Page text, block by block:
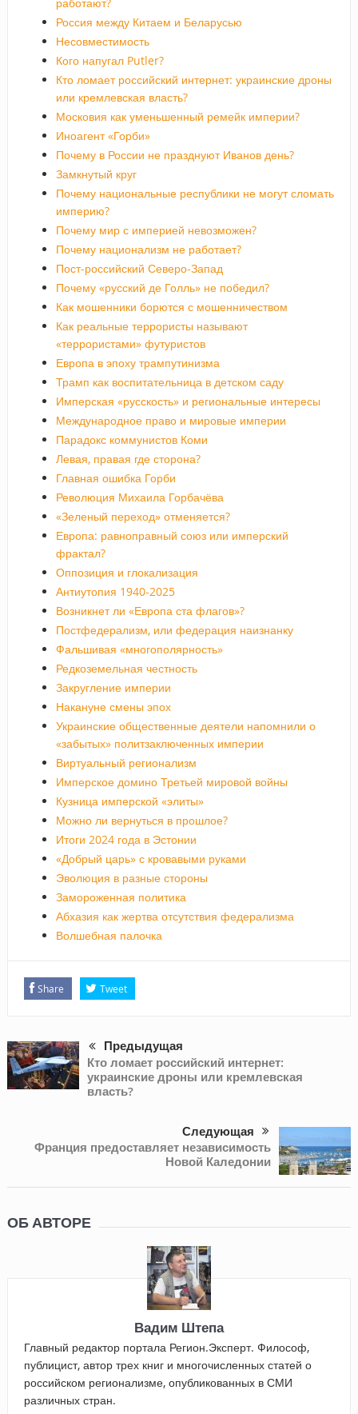
Россия между Китаем и Беларусью
Несовместимость
Кого напугал Putler?
Кто ломает российский интернет: украинские дроны
или кремлевская власть?
Московия как уменьшенный ремейк империи?
Иноагент «Горби»
Почему в России не празднуют Иванов день?
Замкнутый круг
Почему национальные республики не могут сломать
империю?
Почему мир с империей невозможен?
Почему национализм не работает?
Пост-российский Северо-Запад
Почему «русский де Голль» не победил?
Как мошенники борются с мошенничеством
Как реальные террористы называют
«террористами» футуристов
Европа в эпоху трампутинизма
Трамп как воспитательница в детском саду
Имперская «русскость» и региональные интересы
Международное право и мировые империи
Парадокс коммунистов Коми
Левая, правая где сторона?
Главная ошибка Горби
Революция Михаила Горбачёва
«Зеленый переход» отменяется?
Европа: равноправный союз или имперский
фрактал?
Оппозиция и глокализация
Антиутопия 1940-2025
Возникнет ли «Европа ста флагов»?
Постфедерализм, или федерация наизнанку
Фальшивая «многополярность»
Редкоземельная честность
Закругление империи
Накануне смены эпох
Украинские общественные деятели напомнили о
«забытых» политзаключенных империи
Виртуальный регионализм
Имперское домино Третьей мировой войны
Кузница имперской «элиты»
Можно ли вернуться в прошлое?
Итоги 2024 года в Эстонии
«Добрый царь» с кровавыми руками
Эволюция в разные стороны
Замороженная политика
Абхазия как жертва отсутствия федерализма
Волшебная палочка
Share Tweet
Предыдущая
Кто ломает российский интернет:
украинские дроны или кремлевская
власть?
Следующая
Франция предоставляет независимость
Новой Каледонии
ОБ АВТОРЕ
Вадим Штепа
Главный редактор портала Регион.Эксперт. Философ,
публицист, автор трех книг и многочисленных статей о
российском регионализме, опубликованных в СМИ
различных стран.